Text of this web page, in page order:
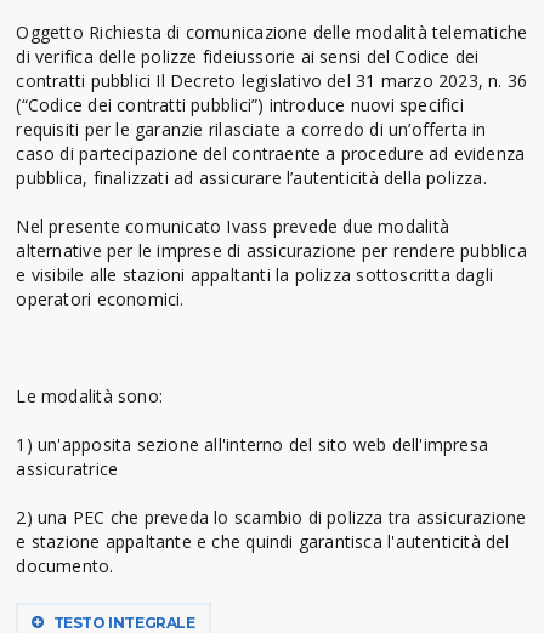
Oggetto Richiesta di comunicazione delle modalità telematiche
di verifica delle polizze fideiussorie ai sensi del Codice dei
contratti pubblici Il Decreto legislativo del 31 marzo 2023, n. 36
(“Codice dei contratti pubblici”) introduce nuovi specifici
requisiti per le garanzie rilasciate a corredo di un’offerta in
caso di partecipazione del contraente a procedure ad evidenza
pubblica, finalizzati ad assicurare l’autenticità della polizza.
Nel presente comunicato Ivass prevede due modalità
alternative per le imprese di assicurazione per rendere pubblica
e visibile alle stazioni appaltanti la polizza sottoscritta dagli
operatori economici.
Le modalità sono:
1) un'apposita sezione all'interno del sito web dell'impresa
assicuratrice
2) una PEC che preveda lo scambio di polizza tra assicurazione
e stazione appaltante e che quindi garantisca l'autenticità del
documento.
TESTO INTEGRALE